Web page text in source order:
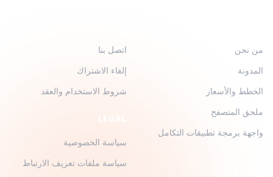
من نحن
المدونة
الخطط والأسعار
ملحق المتصفح
واجهة برمجة تطبيقات التكامل
اتصل بنا
إلغاء الاشتراك
شروط الاستخدام والعقد
سياسة الخصوصية
سياسة ملفات تعريف الارتباط